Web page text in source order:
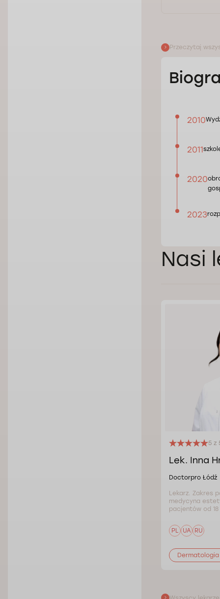
Przeczytaj
2010
2011
2020
2023
Nasi
5 z
Lek. Inna
Doctorpro Łódź
Lekarz. Zakres
medycyna
pacjentów od
PL UA RU
Dermatologia